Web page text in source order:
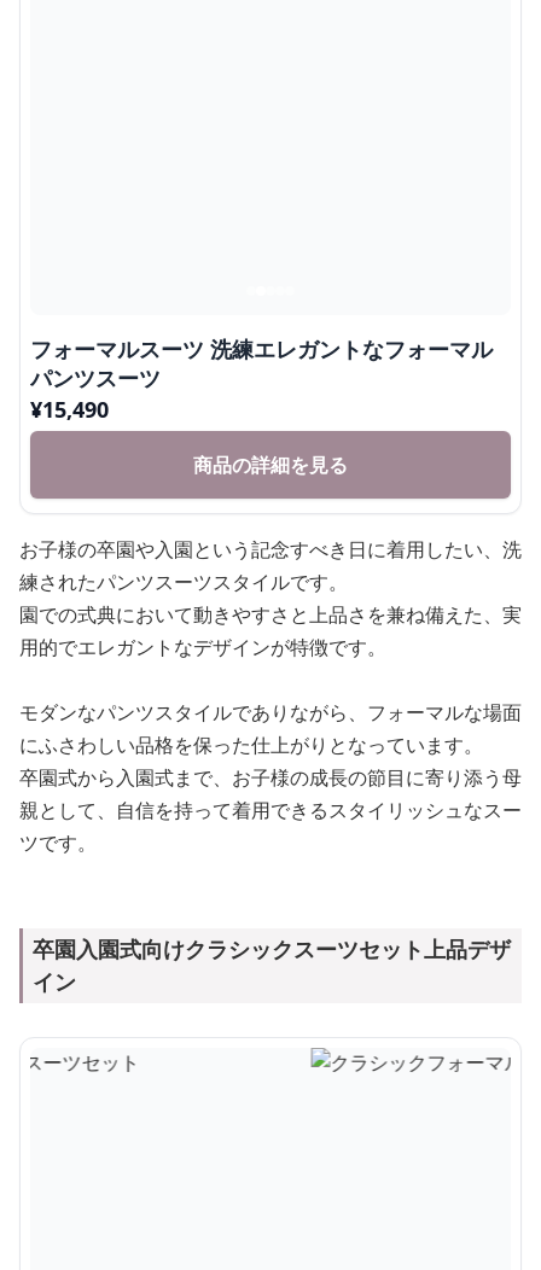
フォーマルスーツ 洗練エレガントなフォーマル
パンツスーツ
¥15,490
商品の詳細を見る
お子様の卒園や入園という記念すべき日に着用したい、洗
練されたパンツスーツスタイルです。
園での式典において動きやすさと上品さを兼ね備えた、実
用的でエレガントなデザインが特徴です。
モダンなパンツスタイルでありながら、フォーマルな場面
にふさわしい品格を保った仕上がりとなっています。
卒園式から入園式まで、お子様の成長の節目に寄り添う母
親として、自信を持って着用できるスタイリッシュなスー
ツです。
卒園入園式向けクラシックスーツセット上品デザ
イン